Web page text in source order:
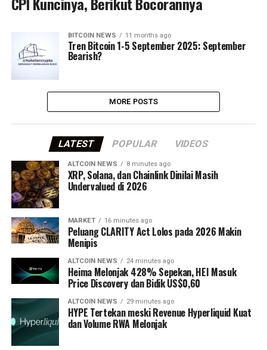
BITCOIN NEWS 11 months ago
Tren Bitcoin 1-5 September 2025: September
Bearish?
MORE POSTS
LATEST POPULAR VIDEOS
ALTCOIN NEWS 8 minutes ago
XRP, Solana, dan Chainlink Dinilai Masih
Undervalued di 2026
MARKET 16 minutes ago
Peluang CLARITY Act Lolos pada 2026 Makin
Menipis
ALTCOIN NEWS 24 minutes ago
Heima Melonjak 428% Sepekan, HEI Masuk
Price Discovery dan Bidik US$0,60
ALTCOIN NEWS 29 minutes ago
HYPE Tertekan meski Revenue Hyperliquid Kuat
dan Volume RWA Melonjak